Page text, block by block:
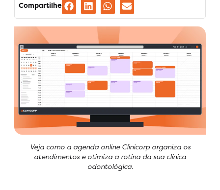
Compartilhe
Veja como a agenda online Clinicorp organiza os
atendimentos e otimiza a rotina da sua clínica
odontológica.